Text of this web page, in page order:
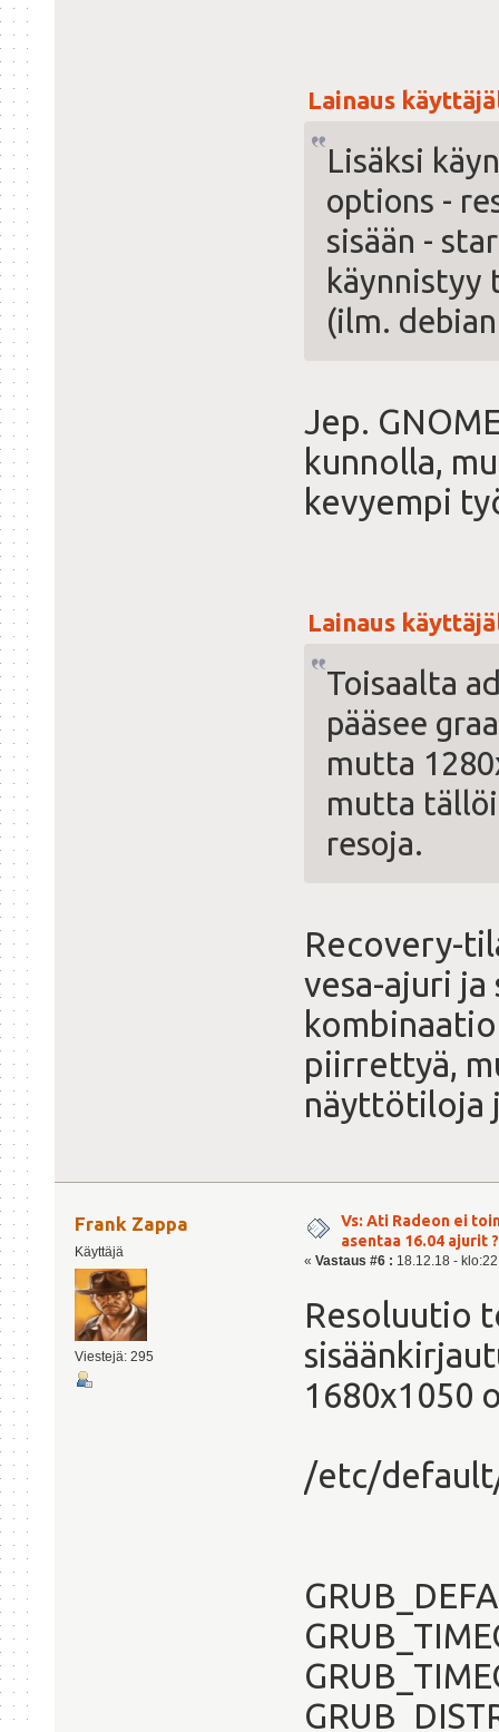
Lainaus
Lisäksi
options -
sisään -
käynnistyy
(ilm.
Jep.
kunnolla,
kevyempi
Lainaus
Toisaalta
pääsee
mutta
mutta
resoja.
Recovery-
vesa-ajuri
piirrettyä,
näyttötiloja
Frank Zappa
Käyttäjä
Viestejä: 295
Vs: Ati Radeon ei
asentaa 16.04 ajurit ?
« Vastaus #6 : 18.12.18 -
Resoluutio
1680x1050
/etc/